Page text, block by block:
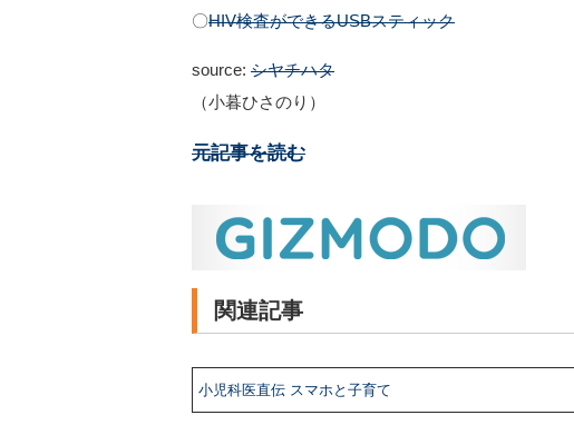
〇HIV検査ができるUSBスティック
source: シヤチハタ
（小暮ひさのり）
元記事を読む
関連記事
小児科医直伝 スマホと子育て